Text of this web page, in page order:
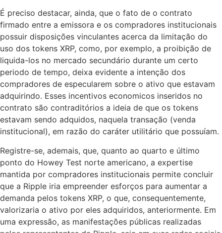
É preciso destacar, ainda, que o fato de o contrato
firmado entre a emissora e os compradores institucionais
possuir disposições vinculantes acerca da limitação do
uso dos tokens XRP, como, por exemplo, a proibição de
liquida-los no mercado secundário durante um certo
periodo de tempo, deixa evidente a intenção dos
compradores de especularem sobre o ativo que estavam
adquirindo. Esses incentivos economicos inseridos no
contrato são contraditórios a ideia de que os tokens
estavam sendo adquidos, naquela transação (venda
institucional), em razão do caráter utilitário que possuíam.
Registre-se, ademais, que, quanto ao quarto e último
ponto do Howey Test norte americano, a expertise
mantida por compradores institucionais permite concluir
que a Ripple iria empreender esforços para aumentar a
demanda pelos tokens XRP, o que, consequentemente,
valorizaria o ativo por eles adquiridos, anteriormente. Em
uma expressão, as manifestações públicas realizadas